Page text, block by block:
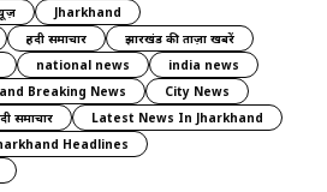
Jharkhand
हिंदी समाचार
झारखंड की ताज़ा खबरें
national news
india news
Breaking News
City News
समाचार
Latest News In Jharkhand
Headlines